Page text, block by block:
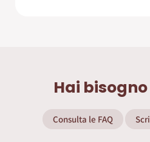
Hai
Consulta le FAQ